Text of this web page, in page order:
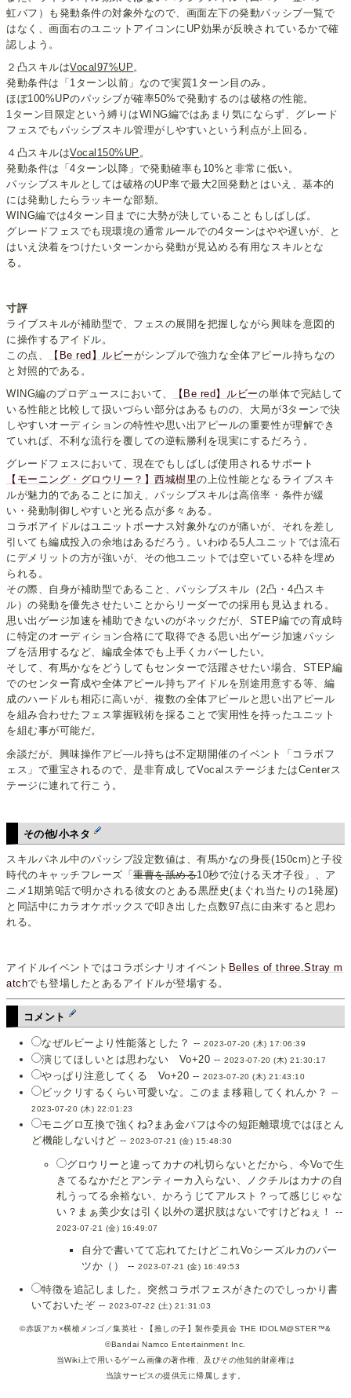
虹バフ）も発動条件の対象外なので、画面左下の発動パッシブ一覧で
はなく、画面右のユニットアイコンにUP効果が反映されているかで確
認しよう。
２凸スキルはVocal97%UP。
発動条件は「1ターン以前」なので実質1ターン目のみ。
ほぼ100%UPのパッシブが確率50%で発動するのは破格の性能。
1ターン目限定という縛りはWING編ではあまり気にならず、グレード
フェスでもパッシブスキル管理がしやすいという利点が上回る。
４凸スキルはVocal150%UP 。
発動条件は「4ターン以降」で発動確率も10%と非常に低い。
パッシブスキルとしては破格のUP率で最大2回発動とはいえ、基本的
には発動したらラッキーな部類。
WING編では4ターン目までに大勢が決していることもしばしば。
グレードフェスでも現環境の通常ルールでの4ターンはやや遅いが、と
はいえ決着をつけたいターンから発動が見込める有用なスキルとな
る。
寸評
ライブスキルが補助型で、フェスの展開を把握しながら興味を意図的
に操作するアイドル。
この点、
【Be red】ルビーがシンプルで強力な全体アピール持ちなの
と対照的である。
WING編のプロデュースにおいて、
【Be red】ルビーの単体で完結して
いる性能と比較して扱いづらい部分はあるものの、大局が3ターンで決
しやすいオーディションの特性や思い出アピールの重要性が理解でき
ていれば、不利な流行を覆しての逆転勝利を現実にするだろう。
グレードフェスにおいて、現在でもしばしば使用されるサポート
【モーニング・グロウリー？】西城樹里の上位性能となるライブスキ
ルが魅力的であることに加え、パッシブスキルは高倍率・条件が緩
い・発動制御しやすいと光る点が多々ある。
コラボアイドルはユニットボーナス対象外なのが痛いが、それを差し
引いても編成投入の余地はあるだろう。いわゆる5人ユニットでは流石
にデメリットの方が強いが、その他ユニットでは空いている枠を埋め
られる。
その際、自身が補助型であること、パッシブスキル（2凸・4凸スキ
ル）の発動を優先させたいことからリーダーでの採用も見込まれる。
思い出ゲージ加速を補助できないのがネックだが、STEP編での育成時
に特定のオーディション合格にて取得できる思い出ゲージ加速パッシ
ブを活用するなど、編成全体でも上手くカバーしたい。
そして、有馬かなをどうしてもセンターで活躍させたい場合、STEP編
でのセンター育成や全体アピール持ちアイドルを別途用意する等、編
成のハードルも相応に高いが、複数の全体アピールと思い出アピール
を組み合わせたフェス掌握戦術を採ることで実用性を持ったユニット
を組む事が可能だ。
余談だが、興味操作アピ―ル持ちは不定期開催のイベント「コラボフ
ェス」で重宝されるので、是非育成してVocalステージまたはCenterス
テージに連れて行こう。
その他/小ネタ
スキルパネル中のパッシブ設定数値は、有馬かなの身長(150cm)と子役
時代のキャッチフレーズ「重曹を舐める10秒で泣ける天才子役」、ア
ニメ1期第9話で明かされる彼女のとある黒歴史(まぐれ当たりの1発屋)
と同話中にカラオケボックスで叩き出した点数97点に由来すると思わ
れる。
アイドルイベントではコラボシナリオイベント Belles of three.Stray m
atchでも登場したとあるアイドルが登場する。
コメント
なぜルビーより性能落とした？ --2023-07-20 (木) 17:06:39
演じてほしいとは思わない Vo+20 --2023-07-20 (木) 21:30:17
やっぱり注意してくる Vo+20 --2023-07-20 (木) 21:43:10
ビックリするくらい可愛いな。このまま移籍してくれんか？ --
2023-07-20 (木) 22:01:23
モニグロ互換で強くね?まあ金バフは今の短距離環境ではほとん
ど機能しないけど --2023-07-21 (金) 15:48:30
グロウリーと違ってカナの札切らないとだから、今Voで生
きてるなかだとアンティーカ入らない、ノクチルはカナの自
札うってる余裕ない、かろうじてアルスト？って感じじゃな
い？まぁ美少女は引く以外の選択肢はないですけどねぇ！ --
2023-07-21 (金) 16:49:07
自分で書いてて忘れてたけどこれVoシーズルカのパー
ツか（） --2023-07-21 (金) 16:49:53
特徴を追記しました。突然コラボフェスがきたのでしっかり書
いておいたぞ --2023-07-22 (土) 21:31:03
©赤坂アカ×横槍メンゴ／集英社・【推しの子】製作委員会 THE IDOLM@STER™&
©Bandai Namco Entertainment Inc.
当Wiki上で用いるゲーム画像の著作権、及びその他知的財産権は
当該サービスの提供元に帰属します。